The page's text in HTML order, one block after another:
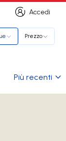
Accedi
Accedi
Prezzo
Più recenti